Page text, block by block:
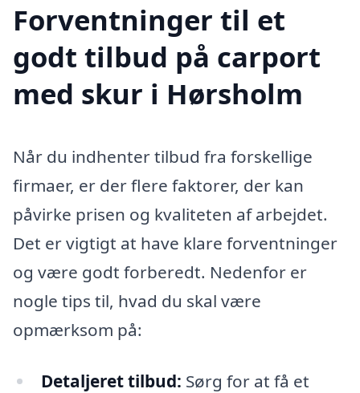
Forventninger til et
godt tilbud på carport
med skur i Hørsholm
Når du indhenter tilbud fra forskellige
firmaer, er der flere faktorer, der kan
påvirke prisen og kvaliteten af arbejdet.
Det er vigtigt at have klare forventninger
og være godt forberedt. Nedenfor er
nogle tips til, hvad du skal være
opmærksom på:
Detaljeret tilbud: Sørg for at få et